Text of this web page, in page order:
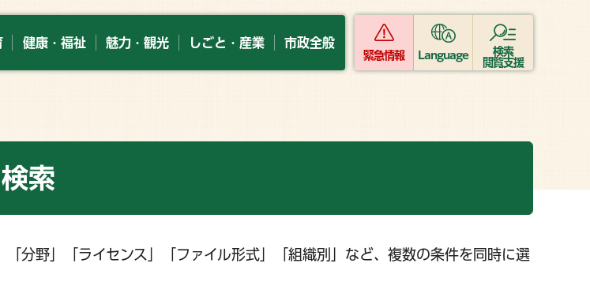
健康・福祉 魅力・観光 しごと・産業 市政全般
緊急情報 Language
検索
閲覧支援
索
分野」「ライセンス」「ファイル形式」「組織別」など、複数の条件を同時に選